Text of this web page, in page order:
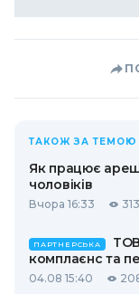
ТАКОЖ ЗА ТЕМОЮ
Як працює
чоловіків
Вчора 16:33
ПАРТНЕРСЬКА
комплаєнс та
04.08 15:40